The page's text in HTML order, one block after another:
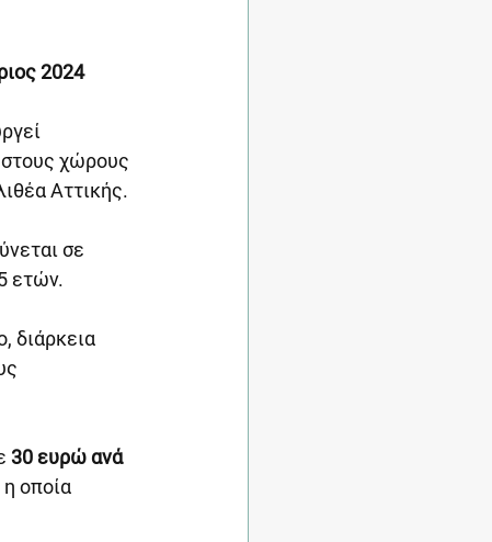
2024
χώρους
Αττικής.
σε
ετών.
διάρκεια
30 ευρώ ανά
οποία